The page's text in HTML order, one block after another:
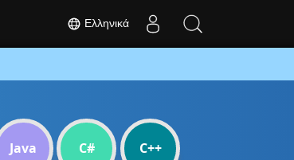
Java C# C++
Ελληνικά